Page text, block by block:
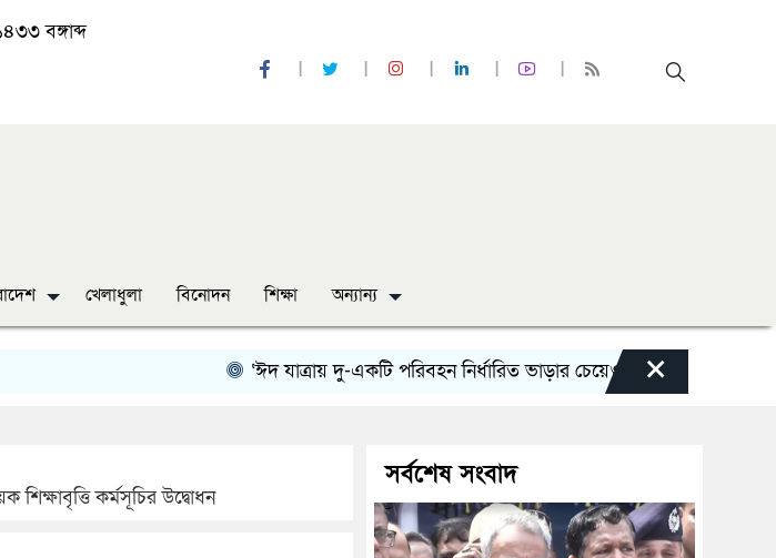
বঙ্গাব্দ
খেলাধুলা বিনোদন শিক্ষা অন্যান্য
‘ঈদ যাত্রায় দু-একটি পরিবহন নির্ধারিত ভাড়ার চেয়েও কম নিচ্ছে’ ×
শিক্ষাবৃত্তি কর্মসূচির উদ্বোধন
সর্বশেষ সংবাদ